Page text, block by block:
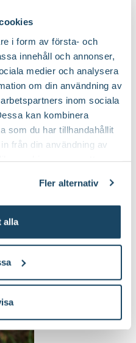
i form av första- och
innehåll och annonser,
medier och analysera
om din användning av
inom sociala
kan kombinera
som du har tillhandahållit
från din användning av
Fler alternativ
alla
I lager
& knölar
vintervila